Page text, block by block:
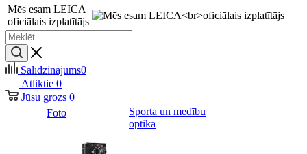
Mēs esam LEICA
oficiālais izplatītājs
Salīdzinājums0
Atliktie 0
Jūsu grozs 0
Foto
Sporta un medību
optika